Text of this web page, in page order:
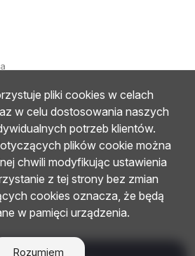
pliki cookies w celach
w celu dostosowania naszych
potrzeb klientów.
plików cookie można
chwili modyfikując ustawienia
z tej strony bez zmian
cookies oznacza, że będą
w pamięci urządzenia.
Rozumiem